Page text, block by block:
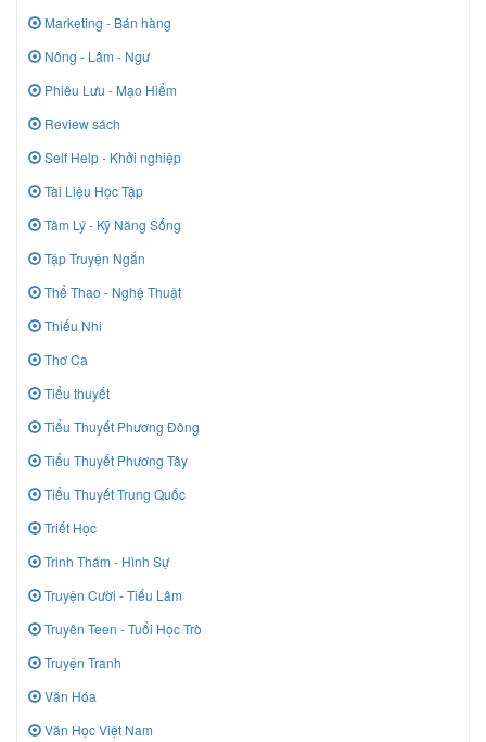
Marketing - Bán hàng
Nông - Lâm - Ngư
Phiêu Lưu - Mạo Hiểm
Review sách
Self Help - Khởi nghiệp
Tài Liệu Học Tập
Tâm Lý - Kỹ Năng Sống
Tập Truyện Ngắn
Thể Thao - Nghệ Thuật
Thiếu Nhi
Thơ Ca
Tiểu thuyết
Tiểu Thuyết Phương Đông
Tiểu Thuyết Phương Tây
Tiểu Thuyết Trung Quốc
Triết Học
Trinh Thám - Hình Sự
Truyện Cười - Tiếu Lâm
Truyên Teen - Tuổi Học Trò
Truyện Tranh
Văn Hóa
Văn Học Việt Nam